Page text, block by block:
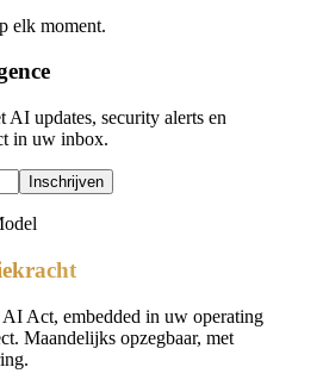
elk moment.
updates, security alerts en
in uw inbox.
Inschrijven
Act, embedded in uw operating
Maandelijks opzegbaar, met